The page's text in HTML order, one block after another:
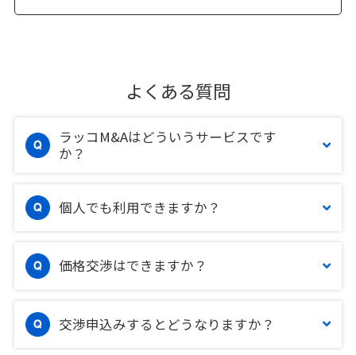
よくある質問
ラッコM&Aはどういうサービスです
か？
個人でも利用できますか？
価格交渉はできますか？
交渉申込みするとどうなりますか？